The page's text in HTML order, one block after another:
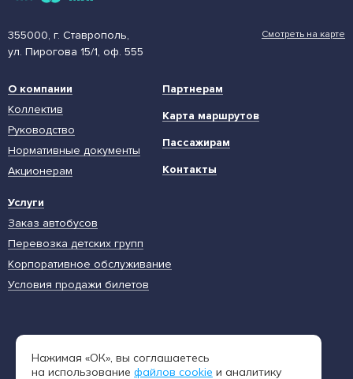
355000, г. Ставрополь,
ул. Пирогова 15/1, оф. 555
Смотреть на карте
О компании
Коллектив
Руководство
Нормативные документы
Акционерам
Услуги
Заказ автобусов
Перевозка детских групп
Корпоративное обслуживание
Условия продажи билетов
Партнерам
Карта маршрутов
Пассажирам
Контакты
8 (962) 402-65-54
Нажимая «ОК», вы соглашаетесь
на использование файлов cookie и аналитику